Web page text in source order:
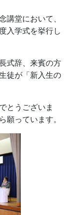
講堂において、
入学式を挙行し
式辞、来賓の方
徒が「新入生の
とうございま
願っています。